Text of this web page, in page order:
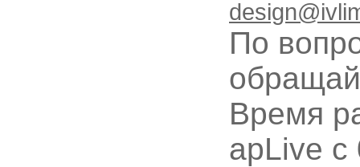
По
Время
apLive c